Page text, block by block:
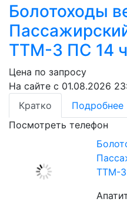
Болотоходы
ТТМ-3 ПС 14
Цена по запросу
На сайте с 01.08.2026
Кратко
Подробнее
Посмотреть телефон
ТТМ-3